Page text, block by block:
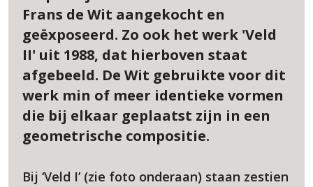
Frans de Wit aangekocht en
geëxposeerd. Zo ook het werk 'Veld
II' uit 1988, dat hierboven staat
afgebeeld. De Wit gebruikte voor dit
werk min of meer identieke vormen
die bij elkaar geplaatst zijn in een
geometrische compositie.
Bij ‘Veld I’ (zie foto onderaan) staan zestien